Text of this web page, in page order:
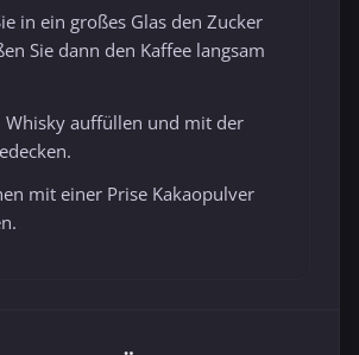
in ein großes Glas den Zucker
Sie dann den Kaffee langsam
Whisky auffüllen und mit der
mit einer Prise Kakaopulver